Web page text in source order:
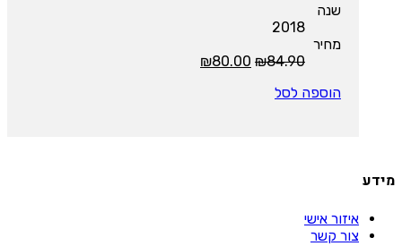
שנה
2018
מחיר
₪84.90
המחיר ₪80.00
הוספה לסל
מידע
איזור אישי
צור קשר